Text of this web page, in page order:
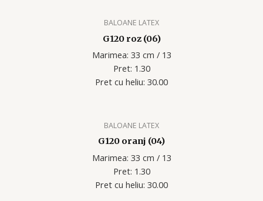
BALOANE LATEX
G120 roz (06)
Marimea: 33 cm / 13
Pret: 1.30
Pret cu heliu: 30.00
BALOANE LATEX
G120 oranj (04)
Marimea: 33 cm / 13
Pret: 1.30
Pret cu heliu: 30.00